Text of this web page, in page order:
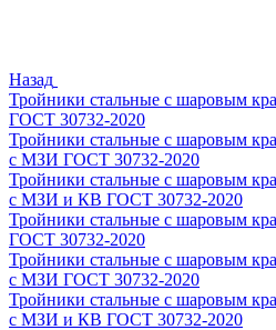
Назад
Тройники стальные с шаровым
ГОСТ 30732-2020
Тройники стальные с шаровым
с МЗИ ГОСТ 30732-2020
Тройники стальные с шаровым
с МЗИ и КВ ГОСТ 30732-2020
Тройники стальные с шаровым
ГОСТ 30732-2020
Тройники стальные с шаровым
с МЗИ ГОСТ 30732-2020
Тройники стальные с шаровым
с МЗИ и КВ ГОСТ 30732-2020